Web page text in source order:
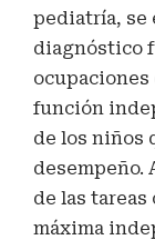
pediatría, se
diagnóstico
función
de los niños
desempeño.
de las
máxima